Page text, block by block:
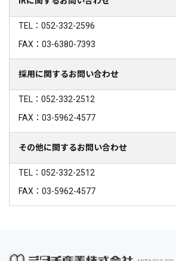
TEL：052-332-2596
FAX：03-6380-7393
採用に関するお問い合わせ
TEL：052-332-2512
FAX：03-5962-4577
その他に関するお問い合わせ
TEL：052-332-2512
FAX：03-5962-4577